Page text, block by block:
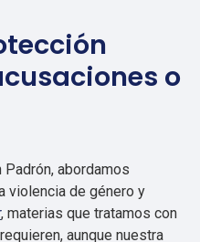
o
abordamos
violencia de género y
, materias que tratamos con
aunque nuestra